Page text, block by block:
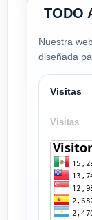
TODO
Nuestra
diseñada
Visitas
Visitas